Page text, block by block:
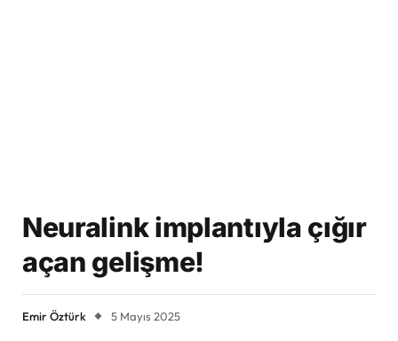
Neuralink implantıyla çığır
açan gelişme!
Emir Öztürk 5 Mayıs 2025